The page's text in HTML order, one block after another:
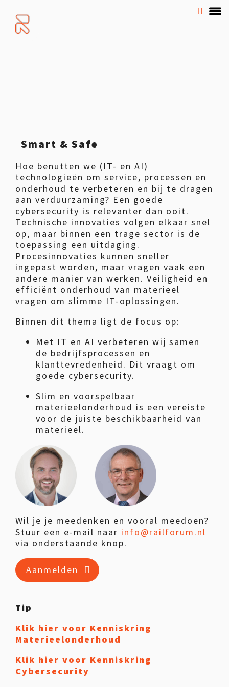
Smart & Safe
Hoe benutten we (IT- en AI)
technologieën om service, processen en
onderhoud te verbeteren en bij te dragen
aan verduurzaming? Een goede
cybersecurity is relevanter dan ooit.
Technische innovaties volgen elkaar snel
op, maar binnen een trage sector is de
toepassing een uitdaging.
Procesinnovaties kunnen sneller
ingepast worden, maar vragen vaak een
andere manier van werken. Veiligheid en
efficiënt onderhoud van materieel
vragen om slimme IT-oplossingen.
Binnen dit thema ligt de focus op:
Met IT en AI verbeteren wij samen
de bedrijfsprocessen en
klanttevredenheid. Dit vraagt om
goede cybersecurity.
Slim en voorspelbaar
materieelonderhoud is een vereiste
voor de juiste beschikbaarheid van
materieel.
Wil je je meedenken en vooral meedoen?
Stuur een e-mail naar info@railforum.nl
via onderstaande knop.
Aanmelden
Tip
Klik hier voor Kenniskring
Materieelonderhoud
Klik hier voor Kenniskring
Cybersecurity